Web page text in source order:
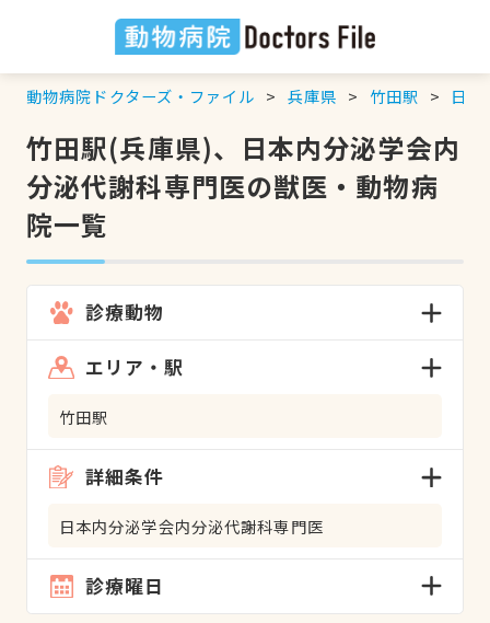
動物病院ドクターズ・ファイル 兵庫県 竹田駅 日本
竹田駅(兵庫県)、日本内分泌学会内
分泌代謝科専門医の獣医・動物病
院一覧
診療動物
エリア・駅
竹田駅
詳細条件
日本内分泌学会内分泌代謝科専門医
診療曜日